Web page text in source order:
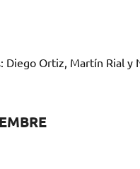
Diego Ortiz, Martín Rial y